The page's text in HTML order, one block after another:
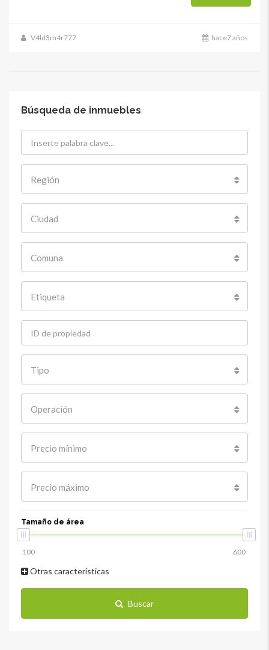
V4ld3m4r777 hace7 años
Búsqueda de inmuebles
Región
Ciudad
Comuna
Etiqueta
Tipo
Operación
Precio mínimo
Precio máximo
Tamaño de área
Otras características
Buscar